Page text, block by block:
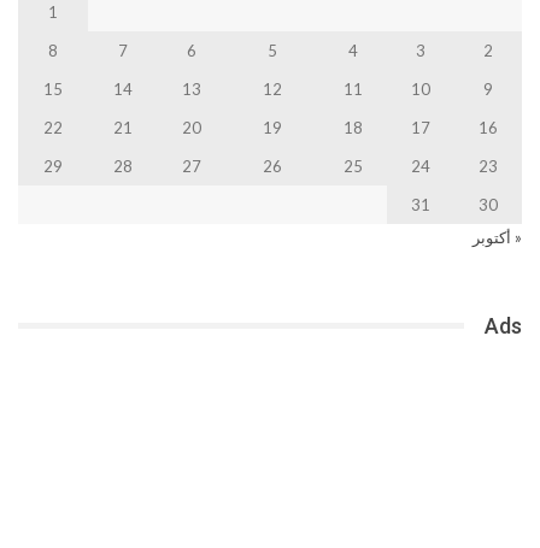
1
2
3
4
5
6
7
8
9
10
11
12
13
14
15
16
17
18
19
20
21
22
23
24
25
26
27
28
29
30
31
« أكتوبر
Ads